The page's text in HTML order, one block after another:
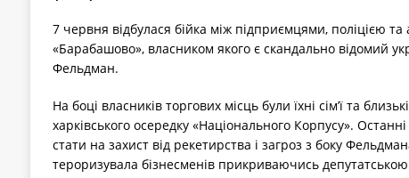
7 червня відбулася бійка між підприємцями, поліцією та
«Барабашово», власником якого є скандально відомий
Фельдман.
На боці власників торгових місць були їхні сім’ї та
харківського осередку «Національного Корпусу».
стати на захист від рекетирства і загроз з боку
тероризувала бізнесменів прикриваючись